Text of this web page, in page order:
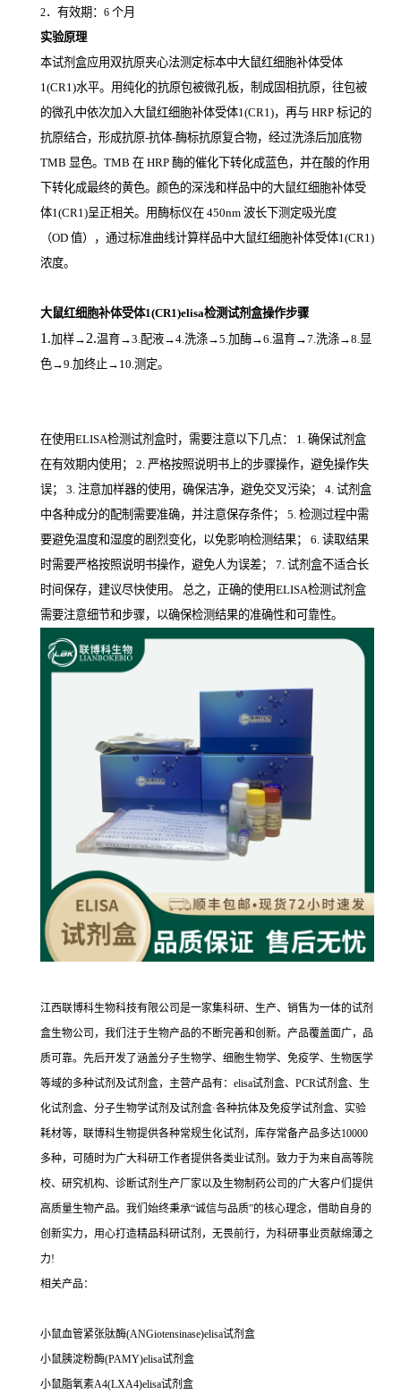
2．有效期： 6 个月
实验原理
本试剂盒应用双抗原夹心法测定标本中大鼠红细胞补体受体
1(CR1)水平。用纯化的抗原包被微孔板，制成固相抗原，往包被
的微孔中依次加入大鼠红细胞补体受体1(CR1)，再与 HRP 标记的
抗原结合，形成抗原-抗体-酶标抗原复合物，经过洗涤后加底物
TMB 显色。 TMB 在 HRP 酶的催化下转化成蓝色，并在酸的作用
下转化成最终的黄色。颜色的深浅和样品中的大鼠红细胞补体受
体1(CR1)呈正相关。用酶标仪在 450nm 波长下测定吸光度
（OD 值），通过标准曲线计算样品中大鼠红细胞补体受体1(CR1)
浓度。
大鼠红细胞补体受体1(CR1)elisa检测试剂盒操作步骤
1.加样→ 2.温育→3.配液→4.洗涤→5.加酶→6.温育→7.洗涤→8.显
色→9.加终止→10.测定。
在使用ELISA检测试剂盒时，需要注意以下几点： 1. 确保试剂盒
在有效期内使用； 2. 严格按照说明书上的步骤操作，避免操作失
误； 3. 注意加样器的使用，确保洁净，避免交叉污染； 4. 试剂盒
中各种成分的配制需要准确，并注意保存条件； 5. 检测过程中需
要避免温度和湿度的剧烈变化，以免影响检测结果； 6. 读取结果
时需要严格按照说明书操作，避免人为误差； 7. 试剂盒不适合长
时间保存，建议尽快使用。 总之，正确的使用ELISA检测试剂盒
需要注意细节和步骤，以确保检测结果的准确性和可靠性。
江西联博科生物科技有限公司是一家集科研、生产、销售为一体的试剂
盒生物公司，我们注于生物产品的不断完善和创新。产品覆盖面广，品
质可靠。先后开发了涵盖分子生物学、细胞生物学、免疫学、生物医学
等域的多种试剂及试剂盒，主营产品有：elisa试剂盒、PCR试剂盒、生
化试剂盒、分子生物学试剂及试剂盒·各种抗体及免疫学试剂盒、实验
耗材等，联博科生物提供各种常规生化试剂，库存常备产品多达10000
多种，可随时为广大科研工作者提供各类业试剂。致力于为来自高等院
校、研究机构、诊断试剂生产厂家以及生物制药公司的广大客户们提供
高质量生物产品。我们始终秉承“诚信与品质”的核心理念，借助自身的
创新实力，用心打造精品科研试剂，无畏前行，为科研事业贡献绵薄之
力!
相关产品：
小鼠血管紧张肽酶(ANGiotensinase)elisa试剂盒
小鼠胰淀粉酶(PAMY)elisa试剂盒
小鼠脂氧素A4(LXA4)elisa试剂盒